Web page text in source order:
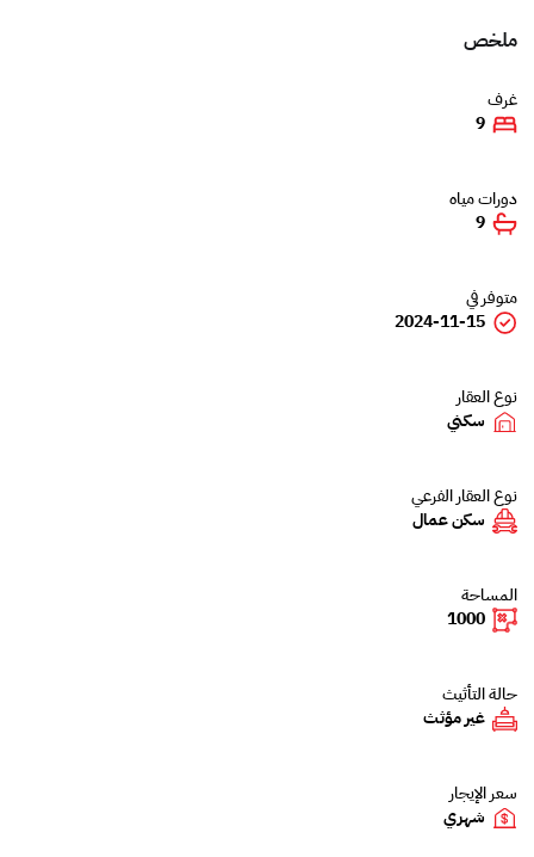
ملخص
غرف
9
دورات مياه
9
متوفر في
2024-11-15
نوع العقار
سكني
نوع العقار الفرعي
سكن عمال
المساحة
1000
حالة التأثيث
غير مؤثث
سعر الإيجار
شهري